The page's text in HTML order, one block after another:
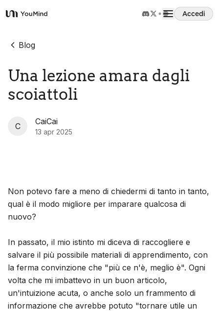
YouMind
Accedi
Panoramica
Casi d'uso
Scarica
Aggiornamenti
Blog
Una lezione amara dagli
scoiattoli
C CaiCai
13 apr 2025
Non potevo fare a meno di chiedermi di tanto in tanto,
qual è il modo migliore per imparare qualcosa di
nuovo?
In passato, il mio istinto mi diceva di raccogliere e
salvare il più possibile materiali di apprendimento, con
la ferma convinzione che "più ce n'è, meglio è". Ogni
volta che mi imbattevo in un buon articolo,
un'intuizione acuta, o anche solo un frammento di
informazione che avrebbe potuto "tornare utile un